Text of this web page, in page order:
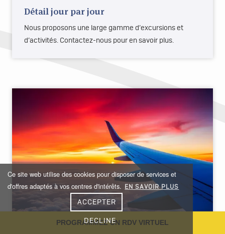
Ce site web utilise des cookies pour disposer de services et
d'offres adaptés à vos centres d'intérêts.
EN SAVOIR PLUS
DECLINE
ACCEPTER
PROGRAMMEZ UN RDV VIRTUEL
Détail jour par jour
Nous proposons une large gamme d’excursions et
d’activités. Contactez-nous pour en savoir plus.